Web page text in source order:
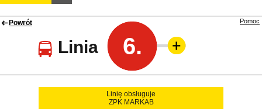
Powrót
Linia 6.
Pomoc
Linię obsługuje
ZPK MARKAB